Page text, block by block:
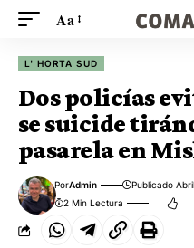
Aa
L' HORTA SUD
Dos policías
se suicide
pasarela en
PorAdmin Publicado
2 Min Lectura